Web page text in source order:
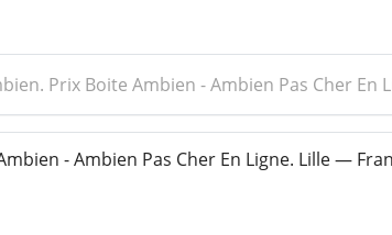
Prix Boite Ambien - Ambien Pas Cher En
- Ambien Pas Cher En Ligne. Lille —